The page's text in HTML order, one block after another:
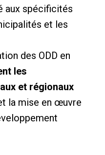
aux spécificités
et les
des ODD en
les
et régionaux
la mise en œuvre